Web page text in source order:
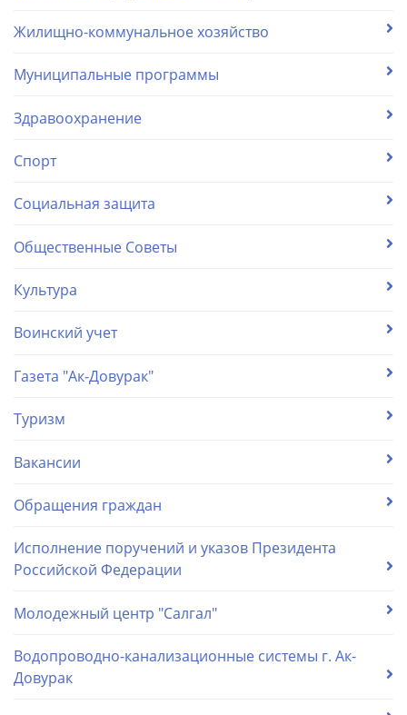
Жилищно-коммунальное хозяйство
Муниципальные программы
Здравоохранение
Спорт
Социальная защита
Общественные Советы
Культура
Воинский учет
Газета "Ак-Довурак"
Туризм
Вакансии
Обращения граждан
Исполнение поручений и указов Президента
Российской Федерации
Молодежный центр "Салгал"
Водопроводно-канализационные системы г. Ак-
Довурак